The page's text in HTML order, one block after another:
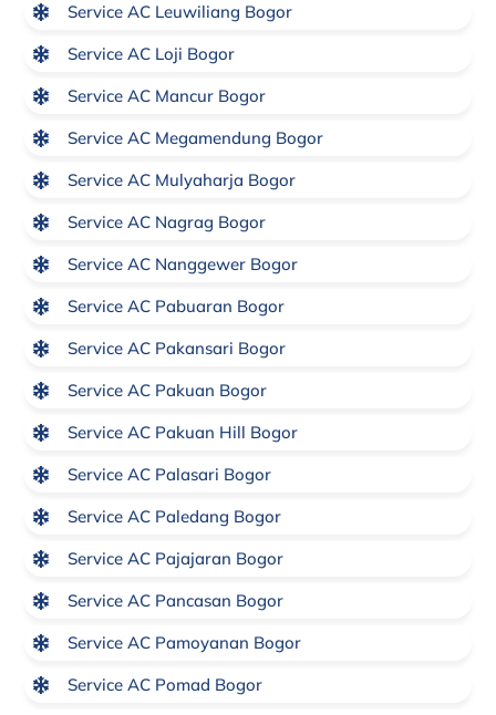
Service AC Leuwiliang Bogor
Service AC Loji Bogor
Service AC Mancur Bogor
Service AC Megamendung Bogor
Service AC Mulyaharja Bogor
Service AC Nagrag Bogor
Service AC Nanggewer Bogor
Service AC Pabuaran Bogor
Service AC Pakansari Bogor
Service AC Pakuan Bogor
Service AC Pakuan Hill Bogor
Service AC Palasari Bogor
Service AC Paledang Bogor
Service AC Pajajaran Bogor
Service AC Pancasan Bogor
Service AC Pamoyanan Bogor
Service AC Pomad Bogor